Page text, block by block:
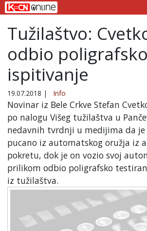
Tužilaštvo:
odbio poligrafsko
ispitivanje
19.07.2018 | Info
Novinar iz Bele Crkve Stefan
po nalogu Višeg tužilaštva u
nedavnih tvrdnji u medijima da je
pucano iz automatskog oružja iz
pokretu, dok je on vozio svoj
prilikom odbio poligrafsko
iz tužilaštva.